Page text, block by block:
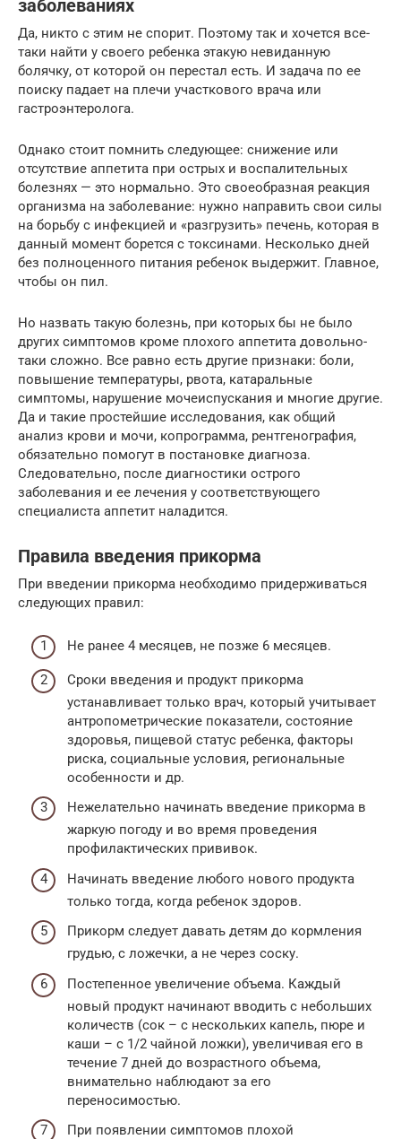
заболеваниях
Да, никто с этим не спорит. Поэтому так и хочется все-
таки найти у своего ребенка этакую невиданную
болячку, от которой он перестал есть. И задача по ее
поиску падает на плечи участкового врача или
гастроэнтеролога.
Однако стоит помнить следующее: снижение или
отсутствие аппетита при острых и воспалительных
болезнях — это нормально. Это своеобразная реакция
организма на заболевание: нужно направить свои силы
на борьбу с инфекцией и «разгрузить» печень, которая в
данный момент борется с токсинами. Несколько дней
без полноценного питания ребенок выдержит. Главное,
чтобы он пил.
Но назвать такую болезнь, при которых бы не было
других симптомов кроме плохого аппетита довольно-
таки сложно. Все равно есть другие признаки: боли,
повышение температуры, рвота, катаральные
симптомы, нарушение мочеиспускания и многие другие.
Да и такие простейшие исследования, как общий
анализ крови и мочи, копрограмма, рентгенография,
обязательно помогут в постановке диагноза.
Следовательно, после диагностики острого
заболевания и ее лечения у соответствующего
специалиста аппетит наладится.
Правила введения прикорма
При введении прикорма необходимо придерживаться
следующих правил:
Не ранее 4 месяцев, не позже 6 месяцев.
Сроки введения и продукт прикорма
устанавливает только врач, который учитывает
антропометрические показатели, состояние
здоровья, пищевой статус ребенка, факторы
риска, социальные условия, региональные
особенности и др.
Нежелательно начинать введение прикорма в
жаркую погоду и во время проведения
профилактических прививок.
Начинать введение любого нового продукта
только тогда, когда ребенок здоров.
Прикорм следует давать детям до кормления
грудью, с ложечки, а не через соску.
Постепенное увеличение объема. Каждый
новый продукт начинают вводить с небольших
количеств (сок – с нескольких капель, пюре и
каши – с 1/2 чайной ложки), увеличивая его в
течение 7 дней до возрастного объема,
внимательно наблюдают за его
переносимостью.
При появлении симптомов плохой